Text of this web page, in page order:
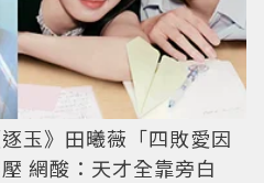
玉》田曦薇「四敗愛因
網酸：天才全靠旁白